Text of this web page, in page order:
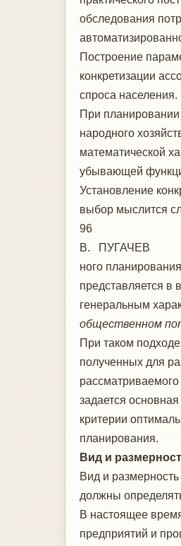
обследования
Построение
конкретизации
спроса населения.
При планировании
народного
математической
убывающей
Установление
выбор мыслится
96
В. ПУГАЧЕВ
ного
представляется в
генеральным
общественном
При таком
получен­ных для
задается
критерии
планиро­вания.
Вид и
Вид и
должны
В настоящее
предприятий и